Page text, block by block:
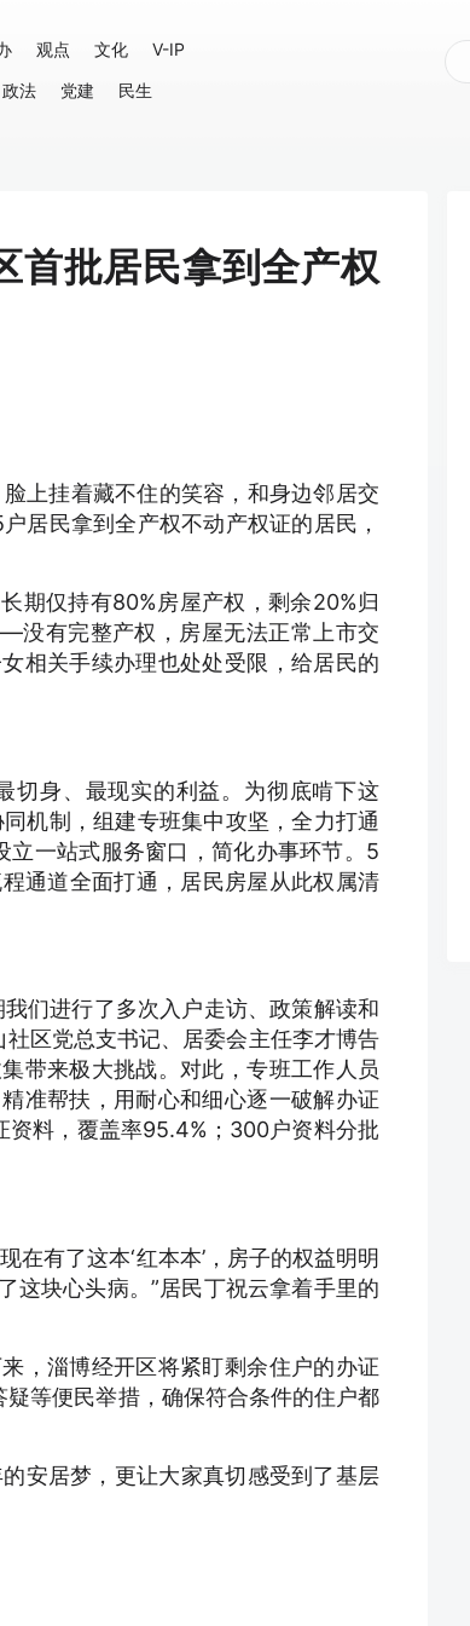
观点 文化
V-IP
政法 党建
民生
首批居民拿到全产权
上挂着藏不住的笑容，和身边邻居交
居民拿到全产权不动产权证的居民，
期仅持有80%房屋产权，剩余20%归
没有完整产权，房屋无法正常上市交
相关手续办理也处处受限，给居民的
切身、最现实的利益。为彻底啃下这
机制，组建专班集中攻坚，全力打通
立一站式服务窗口，简化办事环节。5
通道全面打通，居民房屋从此权属清
们进行了多次入户走访、政策解读和
区党总支书记、居委会主任李才博告
带来极大挑战。对此，专班工作人员
准帮扶，用耐心和细心逐一破解办证
料，覆盖率95.4%；300户资料分批
有了这本‘红本本’，房子的权益明明
这块心头病。”居民丁祝云拿着手里的
，淄博经开区将紧盯剩余住户的办证
等便民举措，确保符合条件的住户都
安居梦，更让大家真切感受到了基层